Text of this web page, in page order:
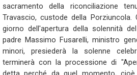
sacramento della riconciliazione
Travascio, custode della
giorno dell'apertura della solennità
padre Massimo Fusarelli, ministro
minori, presiederà la solenne
terminerà con la processione di